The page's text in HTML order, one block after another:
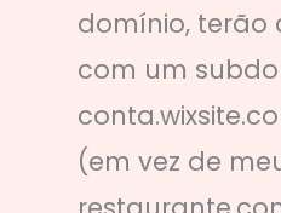
domínio, terão
com um
(em vez de